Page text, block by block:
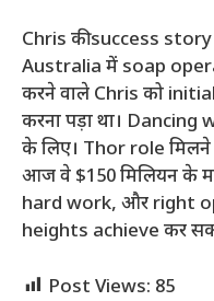
Chris की success
Australia में soap
करने वाले Chris को
करना पड़ा था। Dancing
के लिए। Thor role
आज वे $150 मिलियन के
hard work, और right
heights achieve कर
Post Views: 85